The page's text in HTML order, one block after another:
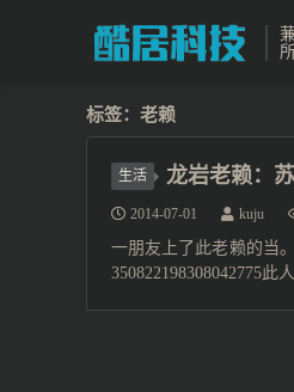
标签：老赖
生活 龙岩老赖：
2014-07-01 kuju
一朋友上了此老赖的当
350822198308042775